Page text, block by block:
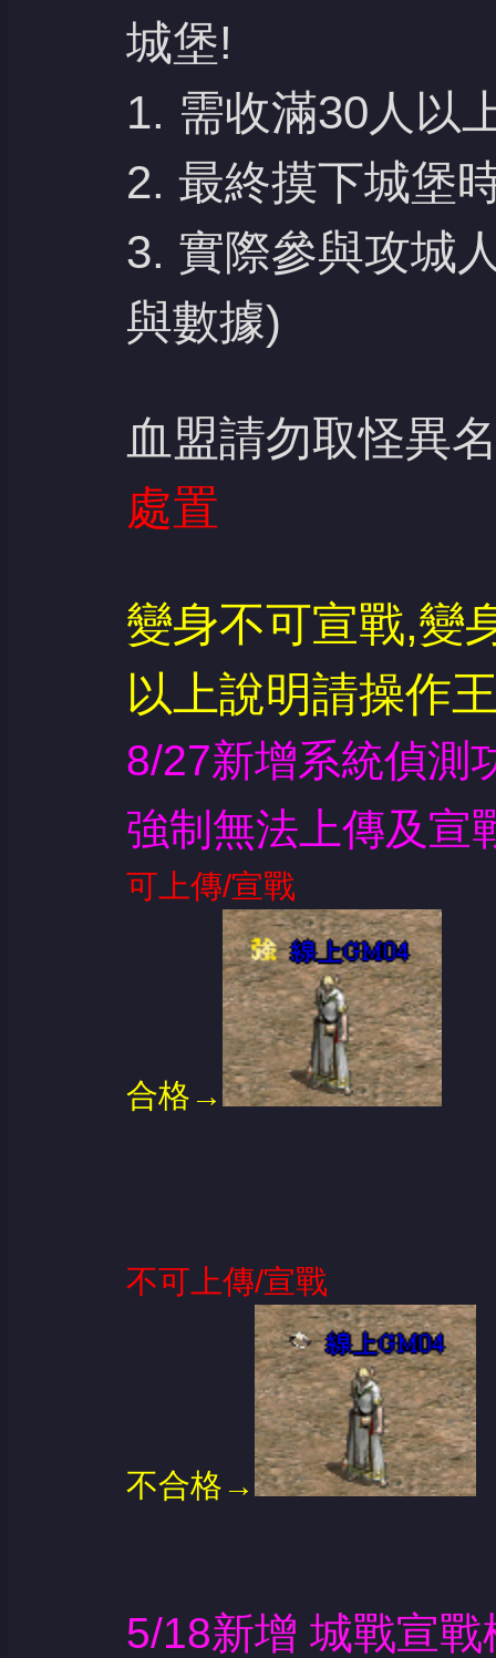
城堡!
1. 需收滿30人以
2. 最終摸下城堡
3. 實際參與攻城
與數據)
血盟請勿取怪異
處置
變身不可宣戰,變
以上說明請操作
8/27新增系統偵測
強制無法上傳及宣
可上傳/宣戰
合格→
不可上傳/宣戰
不合格→
5/18新增 城戰宣